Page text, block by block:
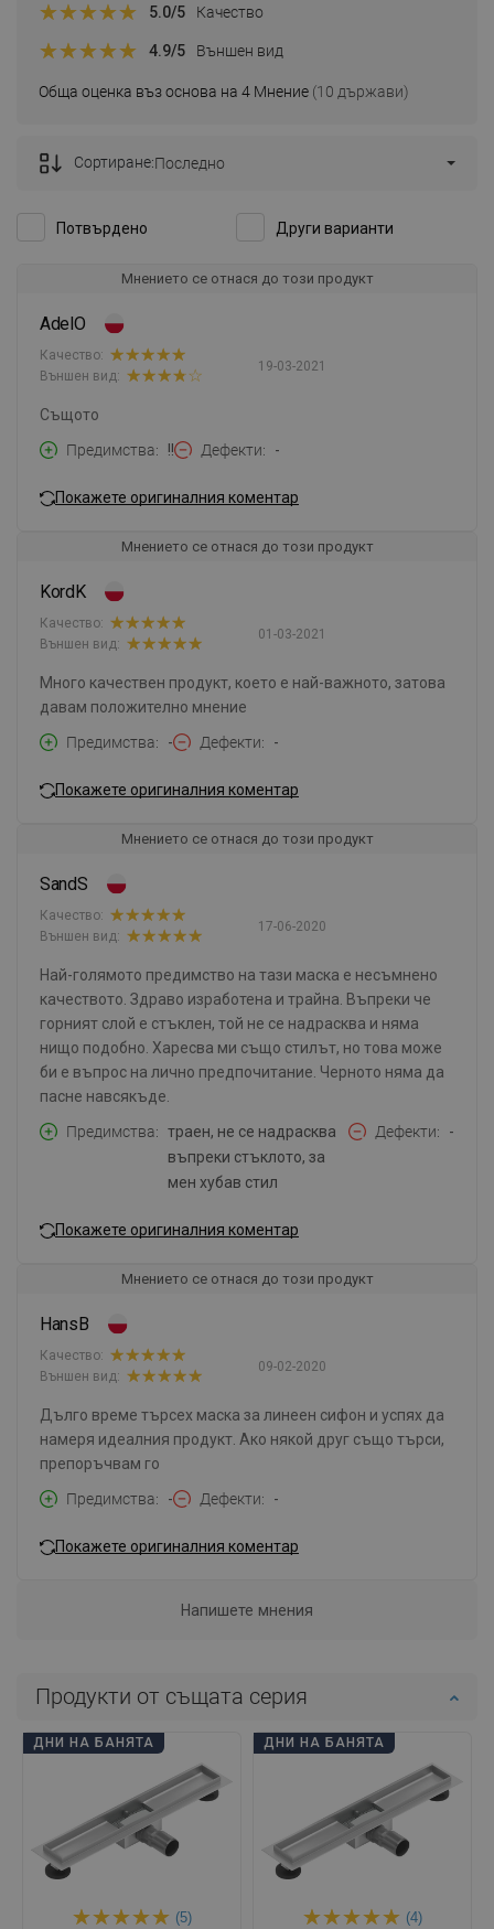
Обща оценка въз основа на 4 Мнение (10 държави)
5.0/5 Качество
4.9/5 Външен вид
Потвърдено Други варианти
Сортиране:Последно
Мнението се отнася до този продукт
AdelO
19-03-2021
Качество:
Външен вид:
Същото
Предимства
!! Дефекти -
Покажете оригиналния коментар
Мнението се отнася до този продукт
KordK
01-03-2021
Качество:
Външен вид:
Много качествен продукт, което е най-важното, затова
давам положително мнение
Предимства
- Дефекти -
Покажете оригиналния коментар
Мнението се отнася до този продукт
SandS
17-06-2020
Качество:
Външен вид:
Най-голямото предимство на тази маска е несъмнено
качеството. Здраво изработена и трайна. Въпреки че
горният слой е стъклен, той не се надрасква и няма
нищо подобно. Харесва ми също стилът, но това може
би е въпрос на лично предпочитание. Черното няма да
пасне навсякъде.
Предимства
траен, не се надрасква
въпреки стъклото, за
мен хубав стил
Дефекти -
Покажете оригиналния коментар
Мнението се отнася до този продукт
HansB
09-02-2020
Качество:
Външен вид:
Дълго време търсех маска за линеен сифон и успях да
намеря идеалния продукт. Ако някой друг също търси,
препоръчвам го
Предимства
- Дефекти -
Покажете оригиналния коментар
Напишете мнения
Продукти от същата серия
ДНИ НА БАНЯТА
(5)
ДНИ НА БАНЯТА
(4)